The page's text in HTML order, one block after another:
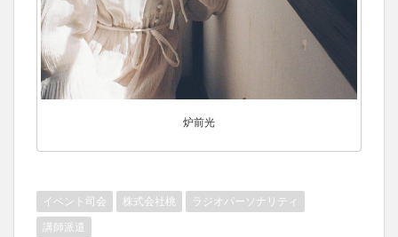
炉前光
イベント司会 株式会社桃
ラジオパーソナリティ
講師派遣